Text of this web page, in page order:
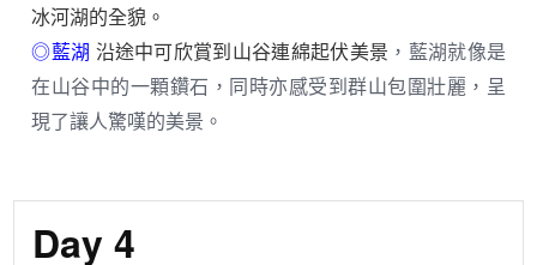
冰河湖的全貌。
◎藍湖 沿途中可欣賞到山谷連綿起伏美景 ， 藍湖就像是
在山谷中的一顆鑽石 ， 同時亦感受到群山包圍壯麗 ，呈
現了讓人驚嘆的美景。
Day 4